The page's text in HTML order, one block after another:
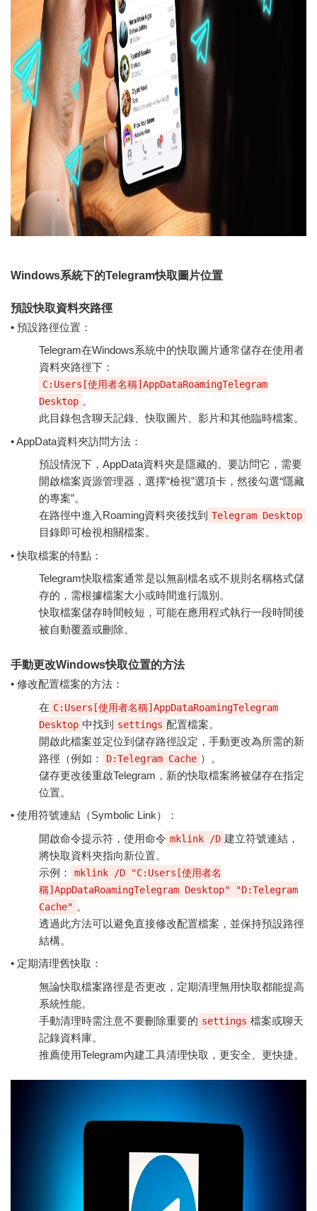
Windows系統下的Telegram快取圖片位置
預設快取資料夾路徑
• 預設路徑位置：
Telegram在Windows系統中的快取圖片通常儲存在使用者
資料夾路徑下：
C:Users[使用者名稱]AppDataRoamingTelegram
Desktop 。
此目錄包含聊天記錄、快取圖片、影片和其他臨時檔案。
• AppData資料夾訪問方法：
預設情況下，AppData資料夾是隱藏的。要訪問它，需要
開啟檔案資源管理器，選擇“檢視”選項卡，然後勾選“隱藏
的專案”。
在路徑中進入Roaming資料夾後找到 Telegram Desktop
目錄即可檢視相關檔案。
• 快取檔案的特點：
Telegram快取檔案通常是以無副檔名或不規則名稱格式儲
存的，需根據檔案大小或時間進行識別。
快取檔案儲存時間較短，可能在應用程式執行一段時間後
被自動覆蓋或刪除。
手動更改Windows快取位置的方法
• 修改配置檔案的方法：
在 C:Users[使用者名稱]AppDataRoamingTelegram
Desktop 中找到 settings 配置檔案。
開啟此檔案並定位到儲存路徑設定，手動更改為所需的新
路徑（例如：
D:Telegram Cache ）。
儲存更改後重啟Telegram，新的快取檔案將被儲存在指定
位置。
• 使用符號連結（Symbolic Link）：
開啟命令提示符，使用命令 mklink /D 建立符號連結，
將快取資料夾指向新位置。
示例：
mklink /D "C:Users[使用者名
稱]AppDataRoamingTelegram Desktop" "D:Telegram
Cache" 。
透過此方法可以避免直接修改配置檔案，並保持預設路徑
結構。
• 定期清理舊快取：
無論快取檔案路徑是否更改，定期清理無用快取都能提高
系統性能。
手動清理時需注意不要刪除重要的 settings 檔案或聊天
記錄資料庫。
推薦使用Telegram內建工具清理快取，更安全、更快捷。